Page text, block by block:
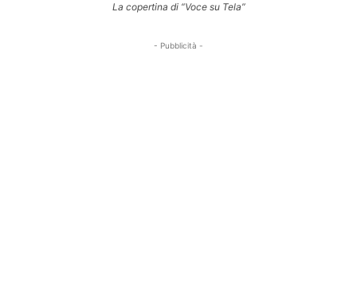
La copertina di “Voce su Tela”
- Pubblicità -